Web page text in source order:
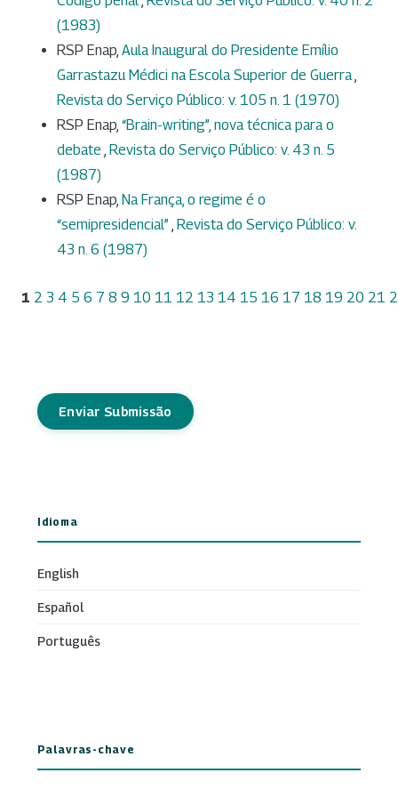
(1983)
RSP Enap, Aula Inaugural do Presidente Emílio
Garrastazu Médici na Escola Superior de Guerra,
Revista do Serviço Público: v. 105 n. 1 (1970)
RSP Enap, “Brain-writing”, nova técnica para o
debate , Revista do Serviço Público: v. 43 n. 5
(1987)
RSP Enap, Na França, o regime é o
“semipresidencial” , Revista do Serviço Público: v.
43 n. 6 (1987)
1 2 3 4 5 6 7 8 9 10 11 12 13 14 15 16 17 18 19 20 21
Enviar Submissão
Idioma
English
Español
Português
Palavras-chave